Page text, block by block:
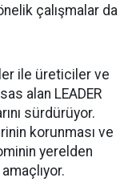
çalışmalar da
ile üreticiler ve
alan LEADER
sürdürüyor.
korunması ve
yerelden